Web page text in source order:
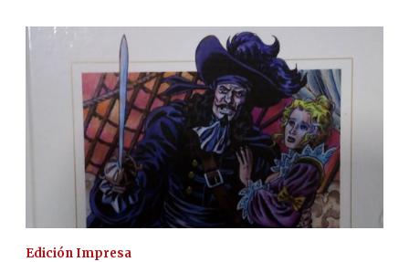
Edición Impresa